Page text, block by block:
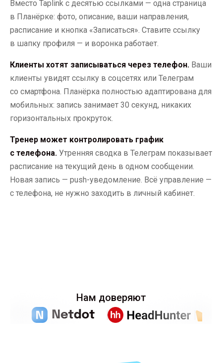
Вместо Taplink с десятью ссылками — одна страница
в Планёрке: фото, описание, ваши направления,
расписание и кнопка «Записаться». Ставите ссылку
в шапку профиля — и воронка работает.
Клиенты хотят записываться через телефон. Ваши
клиенты увидят ссылку в соцсетях или Телеграм
со смартфона. Планёрка полностью адаптирована для
мобильных: запись занимает 30 секунд, никаких
горизонтальных прокруток.
Тренер может контролировать график
с телефона. Утренняя сводка в Телеграм показывает
расписание на текущий день в одном сообщении.
Новая запись — push-уведомление. Всё управление —
с телефона, не нужно заходить в личный кабинет.
Нам доверяют